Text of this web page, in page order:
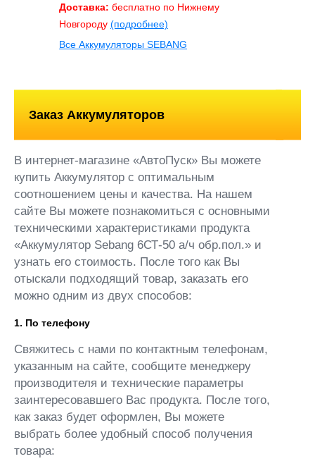
Доставка: бесплатно по Нижнему
Новгороду (подробнее)
Все Аккумуляторы SEBANG
Заказ Аккумуляторов
В интернет-магазине «АвтоПуск» Вы можете
купить Аккумулятор с оптимальным
соотношением цены и качества. На нашем
сайте Вы можете познакомиться с основными
техническими характеристиками продукта
«Аккумулятор Sebang 6СТ-50 а/ч обр.пол.» и
узнать его стоимость. После того как Вы
отыскали подходящий товар, заказать его
можно одним из двух способов:
1. По телефону
Свяжитесь с нами по контактным телефонам,
указанным на сайте, сообщите менеджеру
производителя и технические параметры
заинтересовавшего Вас продукта. После того,
как заказ будет оформлен, Вы можете
выбрать более удобный способ получения
товара: